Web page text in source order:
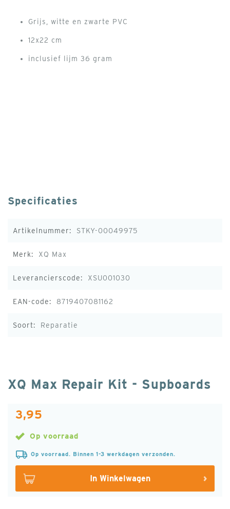
Grijs, witte en zwarte PVC
12x22 cm
inclusief lijm 36 gram
Specificaties
STKY-00049975
XQ Max
XSU001030
8719407081162
Reparatie
XQ Max Repair Kit - Supboards
3,95
Op voorraad
Op voorraad. Binnen 1-3 werkdagen verzonden.
In Winkelwagen